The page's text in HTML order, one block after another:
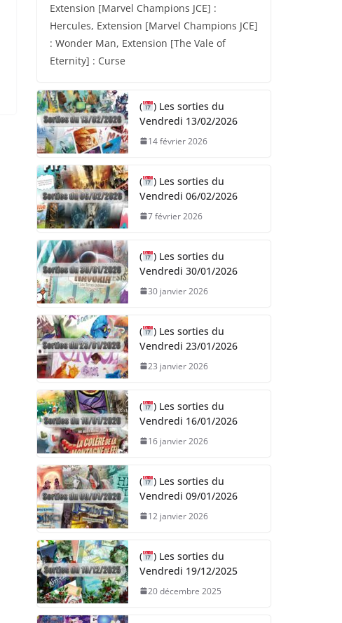
Extension [Marvel Champions JCE] :
Hercules, Extension [Marvel Champions JCE]
: Wonder Man, Extension [The Vale of
Eternity] : Curse
(
) Les sorties du
Vendredi 13/02/2026
14 février 2026
(
) Les sorties du
Vendredi 06/02/2026
7 février 2026
(
) Les sorties du
Vendredi 30/01/2026
30 janvier 2026
(
) Les sorties du
Vendredi 23/01/2026
23 janvier 2026
(
) Les sorties du
Vendredi 16/01/2026
16 janvier 2026
(
) Les sorties du
Vendredi 09/01/2026
12 janvier 2026
(
) Les sorties du
Vendredi 19/12/2025
20 décembre 2025